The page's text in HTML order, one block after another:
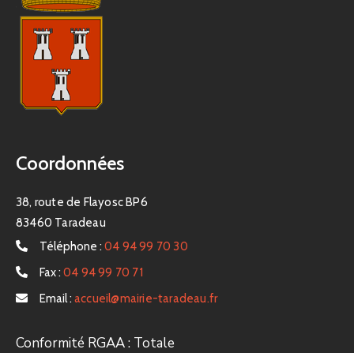
Coordonnées
38, route de Flayosc BP6
83460 Taradeau
Téléphone : 04 94 99 70 30
Fax : 04 94 99 70 71
Email : accueil@mairie-taradeau.fr
Conformité RGAA : Totale